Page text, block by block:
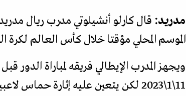
مدريد: قال كارلو أنشيلوتي مدرب ريال
الموسم المحلي مؤقتا خلال كأس العالم لكرة القدم 2022
ويجهز المدرب الإيطالي فريقه لمباراة الدور
11\1\2023 لكن يتعين عليه إثارة حماس لاعبيه بعد خسارتهم 2-1 أمام فياريال في الدوري الإسباني مطلع الأسبوع.